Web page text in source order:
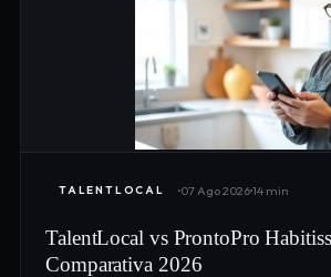
TALENTLOCAL 07 Ago 202614 min
TalentLocal vs ProntoPro
Comparativa 2026